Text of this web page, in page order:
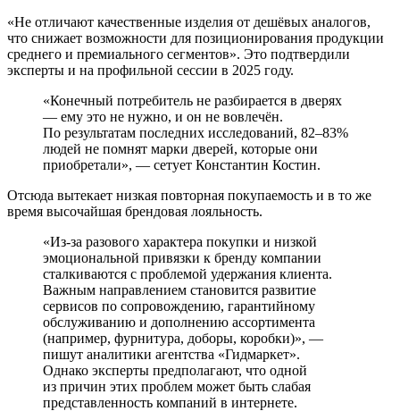
«Не отличают качественные изделия от дешёвых аналогов,
что снижает возможности для позиционирования продукции
среднего и премиального сегментов». Это подтвердили
эксперты и на профильной сессии в 2025 году.
«Конечный потребитель не разбирается в дверях
— ему это не нужно, и он не вовлечён.
По результатам последних исследований, 82–83%
людей не помнят марки дверей, которые они
приобретали», — сетует Константин Костин.
Отсюда вытекает низкая повторная покупаемость и в то же
время высочайшая брендовая лояльность.
«Из-за разового характера покупки и низкой
эмоциональной привязки к бренду компании
сталкиваются с проблемой удержания клиента.
Важным направлением становится развитие
сервисов по сопровождению, гарантийному
обслуживанию и дополнению ассортимента
(например, фурнитура, доборы, коробки)», —
пишут аналитики агентства «Гидмаркет».
Однако эксперты предполагают, что одной
из причин этих проблем может быть слабая
представленность компаний в интернете.